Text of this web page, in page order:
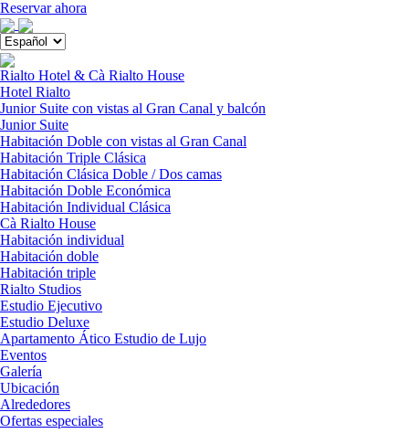
Menú
Reservar ahora
Close
menu
Rialto Hotel & Cà Rialto House
Hotel Rialto
Junior Suite con vistas al Gran Canal y balcón
Junior Suite
Habitación Doble con vistas al Gran Canal
Habitación Triple Clásica
Habitación Clásica Doble / Dos camas
Habitación Doble Económica
Habitación Individual Clásica
Cà Rialto House
Habitación individual
Habitación doble
Habitación triple
Rialto Studios
Estudio Ejecutivo
Estudio Deluxe
Apartamento Ático Estudio de Lujo
Eventos
Galería
Ubicación
Alrededores
Ofertas especiales